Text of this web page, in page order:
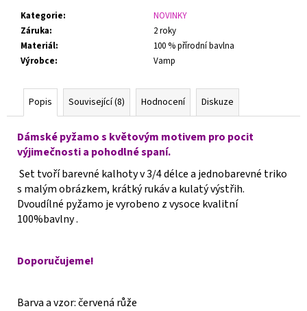
Kategorie:
NOVINKY
Záruka:
2 roky
Materiál:
100 % přírodní bavlna
Výrobce: Vamp
Popis Související (8) Hodnocení Diskuze
Dámské pyžamo s květovým motivem pro pocit
výjimečnosti a pohodlné spaní.
Set tvoří barevné kalhoty v 3/4 délce a jednobarevné triko
s malým obrázkem, krátký rukáv a kulatý výstřih.
Dvoudílné pyžamo je vyrobeno z vysoce kvalitní
100%bavlny .
Doporučujeme!
Barva a vzor: červená růže
MOMENTS
519
TMAVĚ
MODRÁ
Kč
Původně:
799
Kč